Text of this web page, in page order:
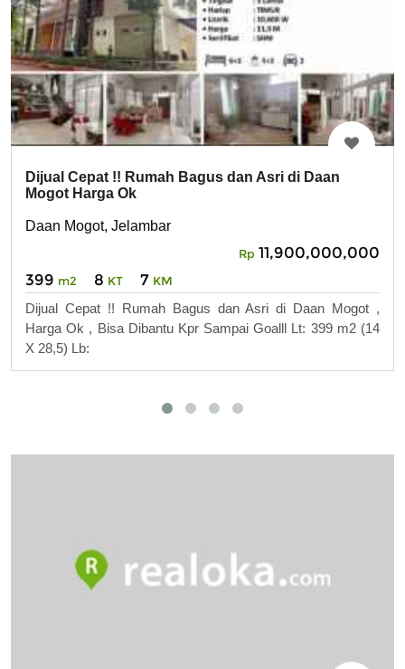
Dijual Cepat !! Rumah Bagus dan Asri di Daan
Mogot Harga Ok
Daan Mogot, Jelambar
Rp 11,900,000,000
399 m2 8 KT 7 KM
Dijual Cepat !! Rumah Bagus dan Asri di Daan Mogot ,
Harga Ok , Bisa Dibantu Kpr Sampai Goalll Lt: 399 m2 (14
X 28,5) Lb: